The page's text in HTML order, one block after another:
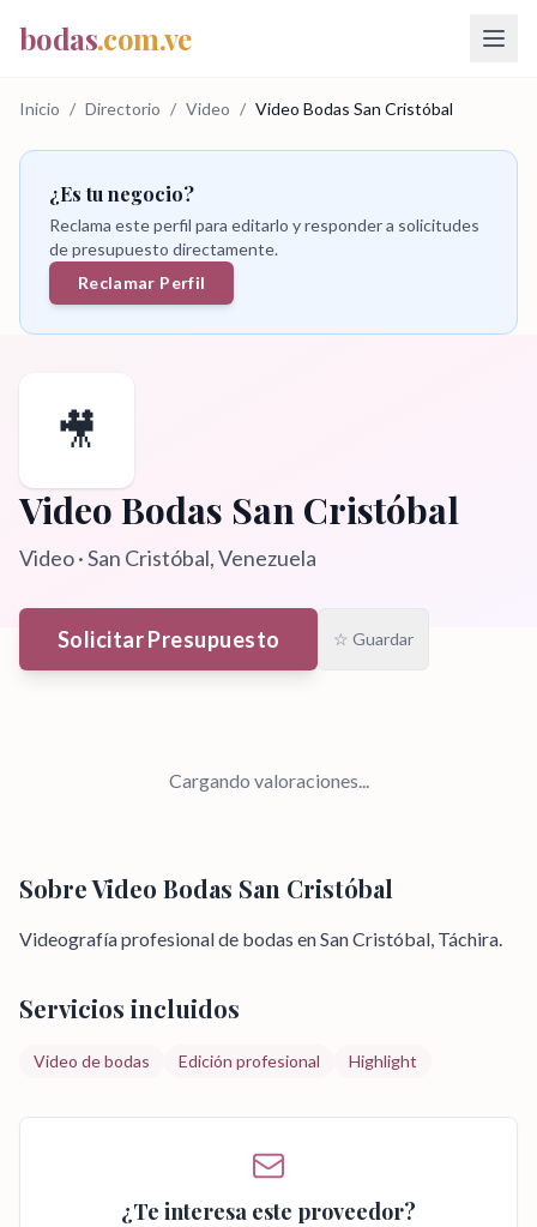
bodas.com.ve
Inicio / Directorio / Video / Video Bodas San Cristóbal
¿Es tu negocio?
Reclama este perfil para editarlo y responder a solicitudes
de presupuesto directamente.
Reclamar Perfil
🎥
Video Bodas San Cristóbal
Video·San Cristóbal, Venezuela
Solicitar Presupuesto ☆ Guardar
Cargando valoraciones...
SobreVideo Bodas San Cristóbal
Videografía profesional de bodas en San Cristóbal, Táchira.
Servicios incluidos
Video de bodas Edición profesional Highlight
¿Te interesa este proveedor?